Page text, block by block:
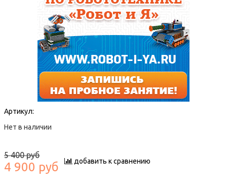
Артикул:
Нет в наличии
5 400 руб
4 900 руб добавить к сравнению